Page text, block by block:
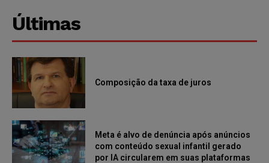
Últimas
Composição da taxa de juros
Meta é alvo de denúncia após anúncios
com conteúdo sexual infantil gerado
por IA circularem em suas plataformas